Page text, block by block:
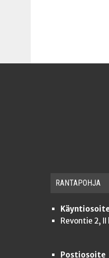
RAN­TA­POH­JA
Revontie 2, II
Postiosoite